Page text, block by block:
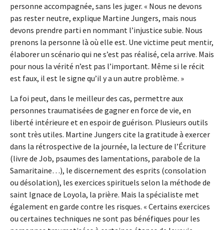
personne accompagnée, sans les juger. « Nous ne devons
pas rester neutre, explique Martine Jungers, mais nous
devons prendre parti en nommant l’injustice subie. Nous
prenons la personne là où elle est. Une victime peut mentir,
élaborer un scénario qui ne s’est pas réalisé, cela arrive. Mais
pour nous la vérité n’est pas l’important. Même si le récit
est faux, il est le signe qu’il y a un autre problème. »
La foi peut, dans le meilleur des cas, permettre aux
personnes traumatisées de gagner en force de vie, en
liberté intérieure et en espoir de guérison. Plusieurs outils
sont très utiles. Martine Jungers cite la gratitude à exercer
dans la rétrospective de la journée, la lecture de l’Écriture
(livre de Job, psaumes des lamentations, parabole de la
Samaritaine…), le discernement des esprits (consolation
ou désolation), les exercices spirituels selon la méthode de
saint Ignace de Loyola, la prière. Mais la spécialiste met
également en garde contre les risques. « Certains exercices
ou certaines techniques ne sont pas bénéfiques pour les